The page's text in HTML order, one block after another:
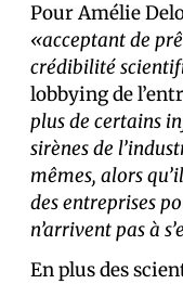
Pour Amélie
«acceptant de
crédibilité
lobbying de
plus de certains
sirènes de
mêmes, alors
des entreprises
n’arrivent pas à
En plus des